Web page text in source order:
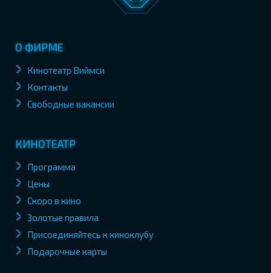
О ФИРМЕ
Кинотеатр Виймси
Контакты
Свободные вакансии
КИНОТЕАТР
Программа
Цены
Скоро в кино
Золотые правила
Присоединяйтесь к киноклубу
Подарочные карты